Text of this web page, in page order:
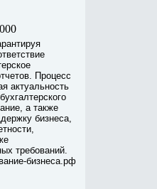
Процесс
актуальность
а также
бизнеса,
требований.
бизнеса.рф